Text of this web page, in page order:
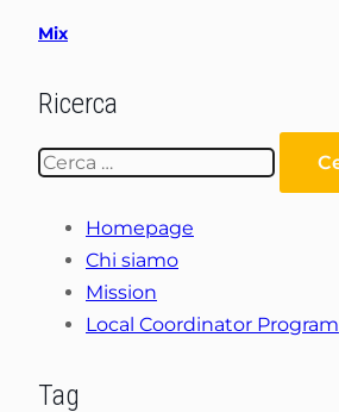
Mix
Ricerca
Ricerca
per:
Homepage
Chi siamo
Mission
Local Coordinator Program
Tag